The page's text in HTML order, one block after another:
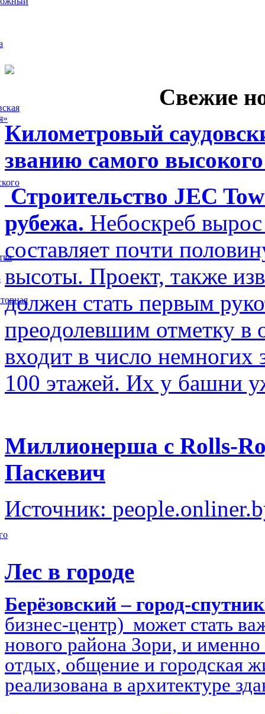
Свежие
Километровый
званию самого
Строительство JEC
рубежа. Небоскреб
составляет почти
высоты. Проект, также
должен стать первым
преодолевшим отметку в
входит в число
100 этажей. Их у башни
Миллионерша с Rolls-
Паскевич
Источник:
Лес в городе
Берёзовский – город-
бизнес-центр) может стать
нового района Зори, и именно
отдых, общение и городская
реализована в архитектуре